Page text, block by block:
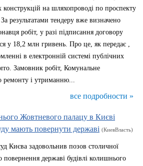
на шляхопроводі по проспекту
результатами тендеру вже визначено
робіт, у разі підписання договору
у 18,2 млн гривень. Про це, як передає ,
в електронній системі публічних
Замовник робіт, Комунальне
ремонту і утриманню...
все подробности »
Жовтневого палацу в Києві
мають повернути державі (КиевВласть)
Києва задовольнив позов столичної
повернення державі будівлі колишнього